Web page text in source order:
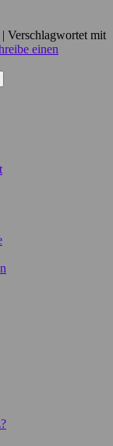
| Verschlagwortet mit
einen